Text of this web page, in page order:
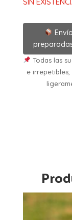
Todas las
e